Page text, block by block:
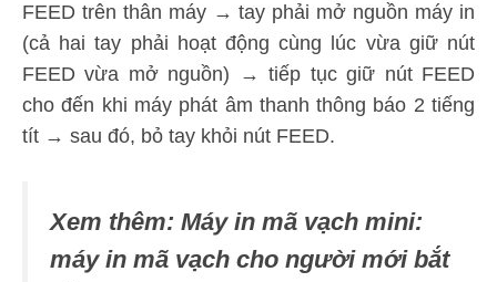
FEED trên thân máy → tay phải mở nguồn máy in
(cả hai tay phải hoạt động cùng lúc vừa giữ nút
FEED vừa mở nguồn) → tiếp tục giữ nút FEED
cho đến khi máy phát âm thanh thông báo 2 tiếng
tít → sau đó, bỏ tay khỏi nút FEED.
Xem thêm: Máy in mã vạch mini:
máy in mã vạch cho người mới bắt